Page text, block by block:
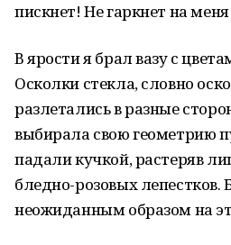
пискнет! Не гаркнет на
В ярости я брал вазу с
Осколки стекла, словно
разлетались в разные
выбирала свою геометрию
падали кучкой, растеряв
бледно-розовых лепестков.
неожиданным образом на